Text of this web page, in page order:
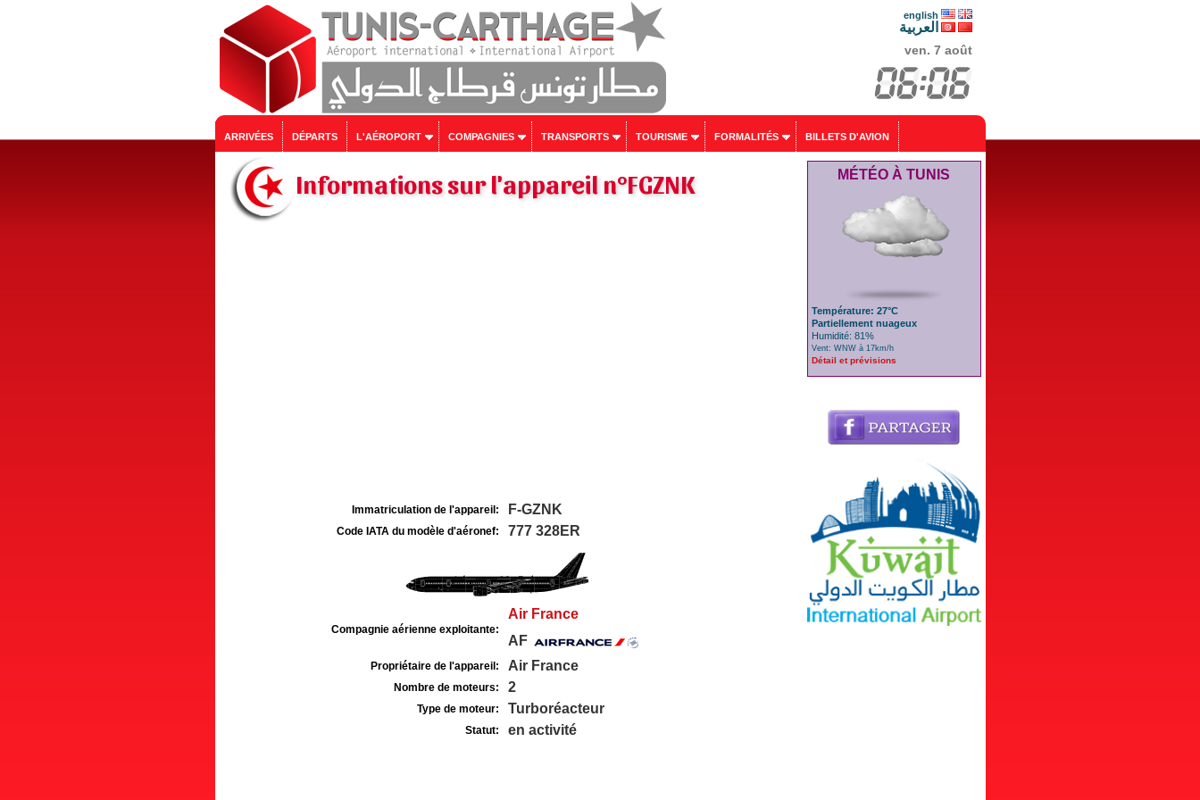
english
العربية
ven. 7 août
ARRIVÉES DÉPARTS L'AÉROPORT COMPAGNIES TRANSPORTS TOURISME FORMALITÉS BILLETS D'AVION
Informations sur l'appareil n°FGZNK
Immatriculation de l'appareil: F-GZNK
Code IATA du modèle d'aéronef: 777 328ER
Compagnie aérienne exploitante:
Air France
AF
Propriétaire de l'appareil: Air France
Nombre de moteurs: 2
Type de moteur: Turboréacteur
Statut: en activité
MÉTÉO À TUNIS
Température: 27°C
Partiellement nuageux
Humidité: 81%
Vent: WNW à 17km/h
Détail et prévisions